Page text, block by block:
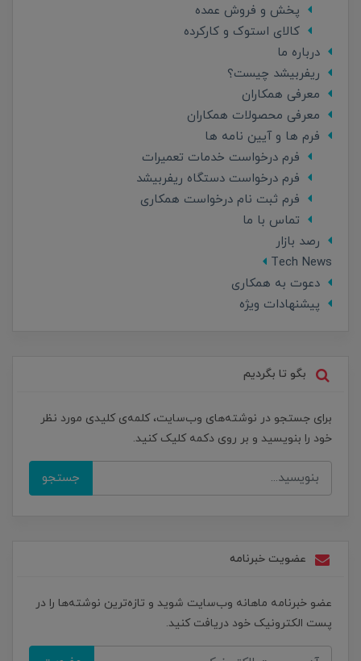
پخش و فروش عمده
کالای استوک و کارکرده
درباره ما
ریفربیشد چیست؟
معرفی همکاران
معرفی محصولات همکاران
فرم ها و آیین نامه ها
فرم درخواست خدمات تعمیرات
فرم درخواست دستگاه ریفربیشد
فرم ثبت نام درخواست همکاری
تماس با ما
رصد بازار
Tech News
دعوت به همکاری
پیشنهادات ویژه
بگو تا بگردیم
برای جستجو در نوشته‌های وب‌سایت، کلمه‌ی کلیدی مورد نظر
خود را بنویسید و بر روی دکمه کلیک کنید.
جستجو
عضویت خبرنامه
عضو خبرنامه ماهانه وب‌سایت شوید و تازه‌ترین نوشته‌ها را در
پست الکترونیک خود دریافت کنید.